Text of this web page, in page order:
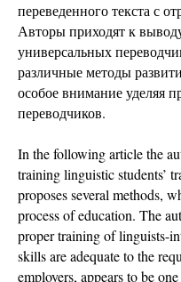
переведенного текста с
Авторы приходят к
универсальных
различные методы
особое внимание уделяя
переводчиков.
In the following article the
training linguistic students’
proposes several methods,
process of education. The
proper training of linguists-
skills are adequate to the
employers, appears to be